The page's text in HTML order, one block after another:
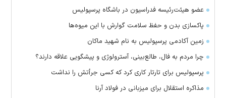
عضو هیئت‌رئیسه فدراسیون در باشگاه پرسپولیس
پاکسازی بدن و حفظ سلامت گوارش با این میوه‌ها
زمین آکادمی پرسپولیس به نام شهید ماکان
چرا مردم به فال، طالع‌بینی، آسترولوژی و پیشگویی علاقه دارند؟
پرسپولیس برای تارتار کاری کرد که کسی جرأتش را نداشت
مذاکره استقلال برای میزبانی در فولاد آرنا